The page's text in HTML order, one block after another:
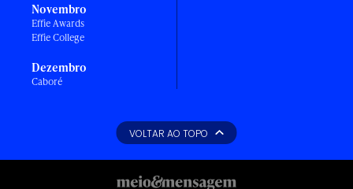
Novembro
Effie Awards
Effie College
Dezembro
Caboré
VOLTAR AO TOPO